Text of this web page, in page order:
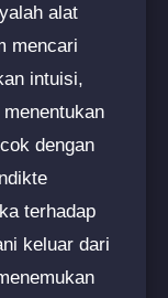
alat
mencari
intuisi,
dengan
terhadap
keluar dari